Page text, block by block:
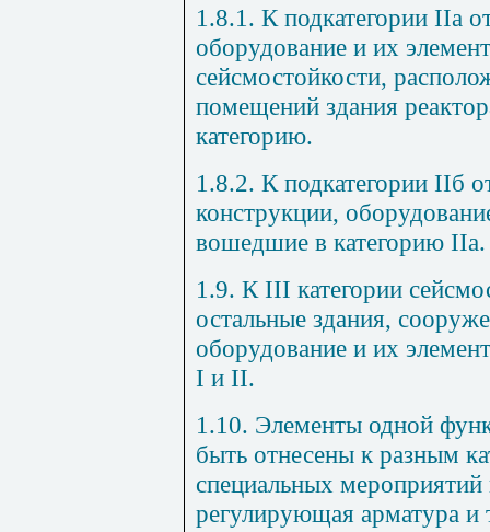
1.8.1. К подкатегории IIа
оборудование и их
сейсмостойкости,
помещений здания
категорию.
1.8.2. К подкатегории IIб
конструкции,
вошедшие в категорию IIа.
1.9. К III категории
остальные здания,
оборудование и их
I и II.
1.10. Элементы одной
быть отнесены к разным
специальных
регулирующая арматура